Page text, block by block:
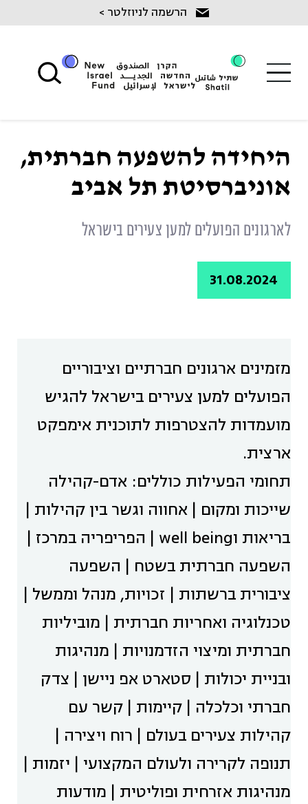
content
הרשמה לניוזלטר >
היחידה להשפעה חברתית,
אוניברסיטת תל אביב
לארגונים הפועלים למען צעירים בישראל
31.08.2024
מזמינים ארגונים חברתיים וציבוריים
הפועלים למען צעירים בישראל להגיש
מועמדות להצטרפות לתוכנית אימפקט
ארצית.
תחומי הפעילות כוללים: אדם-קהילה
שייכות ומקום | אחווה וגשר בין קהילות |
בריאות וwell being | הפריפריה במרכז |
השפעה חברתית בשטח | השפעה
ציבורית ברשתות | זכויות, מנהל וממשל |
טכנלוגיה ואחריות חברתית | מוביליות
חברתית ומיצוי הזדמנויות | מנהיגות
ובניית יכולות | סטארט אפ ניישן | צדק
חברתי וכלכלה | קיימות | קשר עם
קהילות צעירים בעולם | רוח ויצירה |
תנופה לקרירה ולעולם המקצועי | יזמות |
מנהיגות אזרחית ופוליטית | מודעות